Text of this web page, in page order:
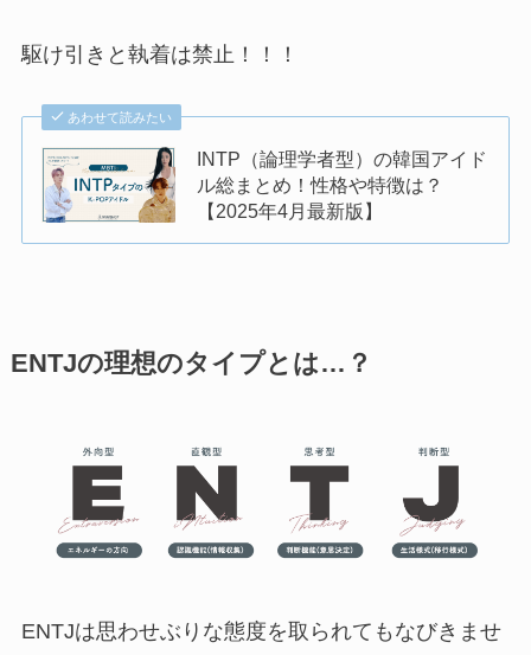
駆け引きと執着は禁止！！！
あわせて読みたい
INTP（論理学者型）の韓国アイド
ル総まとめ！性格や特徴は？
【2025年4月最新版】
ENTJの理想のタイプとは…？
ENTJは思わせぶりな態度を取られてもなびきませ